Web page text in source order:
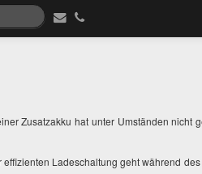
Zusatzakku hat unter Umständen nicht
Ladeschaltung geht während